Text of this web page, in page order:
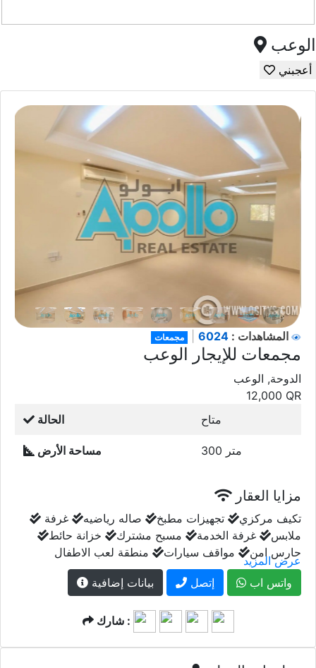
الوعب
أعجبني
مجمعات المشاهدات :
مجمعات للإيجار الوعب
الدوحة, الوعب
12,000 QR
الحالة
متاح
مساحة الأرض 300 متر
مزايا العقار
تكيف مركزي تجهيزات مطبخ صاله رياضيه
غرفة
ملابس
غرفة الخدمة مسبح مشترك
خزانة حائط
حارس امن
مواقف سيارات منطقة لعب الاطفال
عرض المزيد
بيانات إضافية
إتصل واتس اب
شارك :